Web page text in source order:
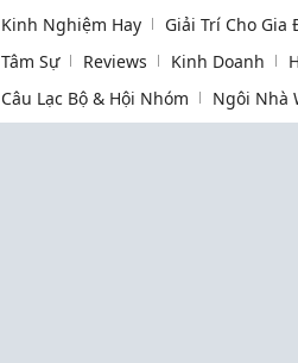
Kinh Nghiệm Hay Giải Trí Cho Gia
Tâm Sự
Reviews Kinh Doanh
Câu Lạc Bộ & Hội Nhóm
Ngôi Nhà